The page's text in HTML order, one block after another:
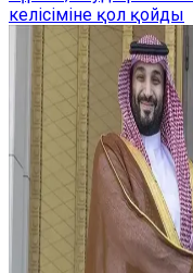
келісіміне қол қойды